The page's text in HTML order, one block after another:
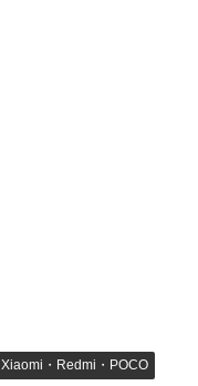
Xiaomi・Redmi・POCO